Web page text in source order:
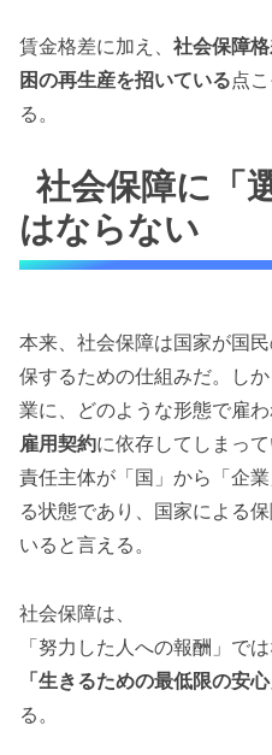
賃金格差に加え、 社会保障
困の再生産を招いている点
る。
社会保障に「
はならない
本来、社会保障は国家が国
保するための仕組みだ。し
業に、どのような形態で雇
雇用契約に依存してしまっ
責任主体が「国」から「企
る状態であり、国家による
いると言える。
社会保障は、
「努力した人への報酬」では
「生きるための最低限の安
る。